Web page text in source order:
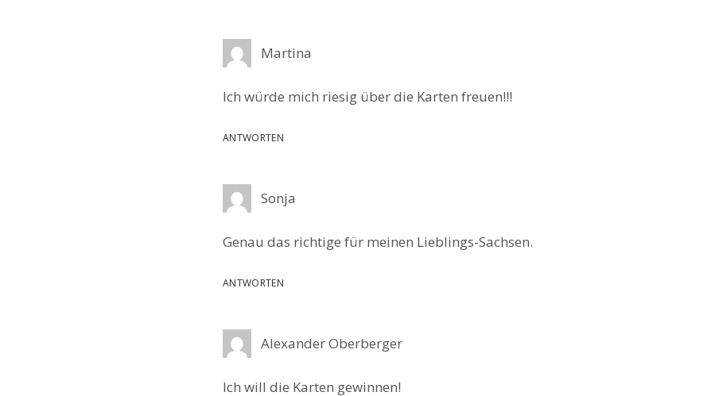
Martina
Ich würde mich riesig über die Karten freuen!!!
ANTWORTEN
Sonja
Genau das richtige für meinen Lieblings-Sachsen.
ANTWORTEN
Alexander Oberberger
Ich will die Karten gewinnen!